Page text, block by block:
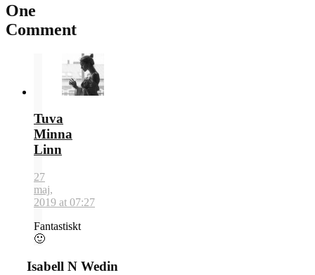
One
Comment
Tuva
Minna
Linn
27
maj,
2019 at 07:27
Fantastiskt
🙂
Isabell N Wedin